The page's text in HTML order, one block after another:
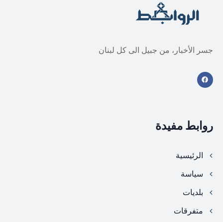
جسر الأخبار، من جبيل الى كل لبنان
روابط مفيدة
الرئيسية
سياسة
بلديات
متفرقات